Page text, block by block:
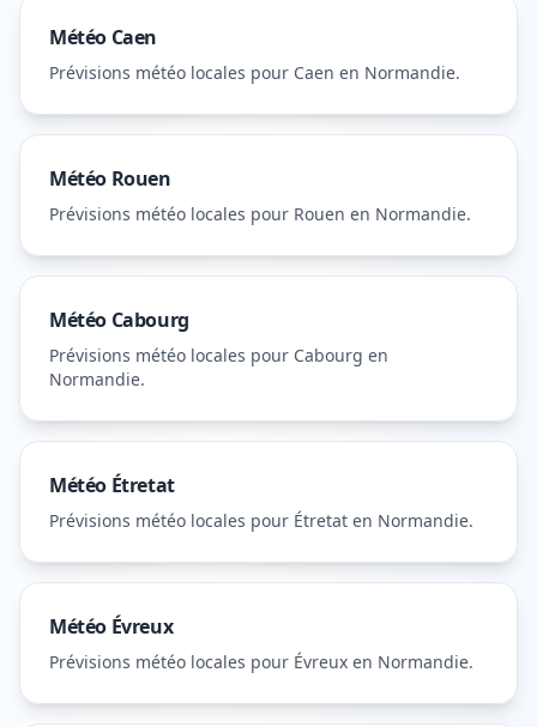
Météo Caen
Prévisions météo locales pour Caen en Normandie.
Météo Rouen
Prévisions météo locales pour Rouen en Normandie.
Météo Cabourg
Prévisions météo locales pour Cabourg en
Normandie.
Météo Étretat
Prévisions météo locales pour Étretat en Normandie.
Météo Évreux
Prévisions météo locales pour Évreux en Normandie.